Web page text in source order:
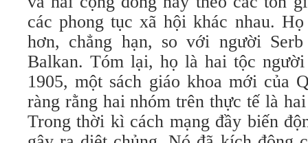
các phong tục xã hội khác nhau.
hơn, chẳng hạn, so với người
Balkan. Tóm lại, họ là hai tộc
1905, một sách giáo khoa mới của
ràng rằng hai nhóm trên thực tế là
Trong thời kì cách mạng đầy biến